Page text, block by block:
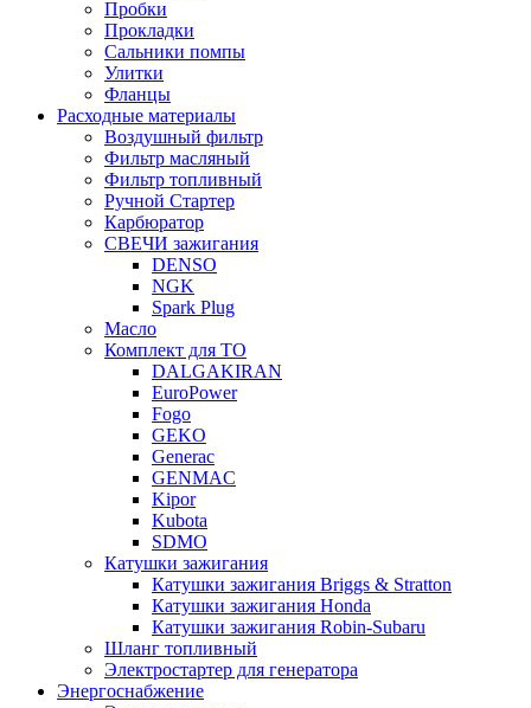
Пробки
Прокладки
Сальники помпы
Улитки
Фланцы
Расходные материалы
Воздушный фильтр
Фильтр масляный
Фильтр топливный
Ручной Стартер
Карбюратор
СВЕЧИ зажигания
DENSO
NGK
Spark Plug
Масло
Комплект для ТО
DALGAKIRAN
EuroPower
Fogo
GEKO
Generac
GENMAC
Kipor
Kubota
SDMO
Катушки зажигания
Катушки зажигания Briggs & Stratton
Катушки зажигания Honda
Катушки зажигания Robin-Subaru
Шланг топливный
Электростартер для генератора
Энергоснабжение